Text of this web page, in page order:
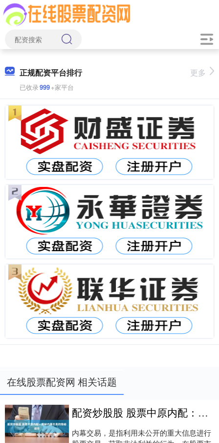
正规配资平台排行
已收录999+家平台
更多
在线股票配资网 相关话题
配资炒股股 股票中原内配：揭秘内幕交易的隐秘操作
内幕交易，是指利用未公开的重大信息进行